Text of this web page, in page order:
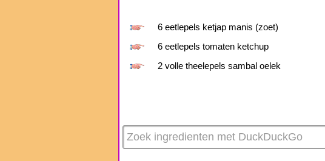
6 eetlepels ketjap manis (zoet)
6 eetlepels tomaten ketchup
2 volle theelepels sambal oelek